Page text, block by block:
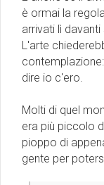
è ormai la
arrivati lì
L'arte
dire io c'ero.
Molti di quel
era più piccolo
pioppo di
gente per